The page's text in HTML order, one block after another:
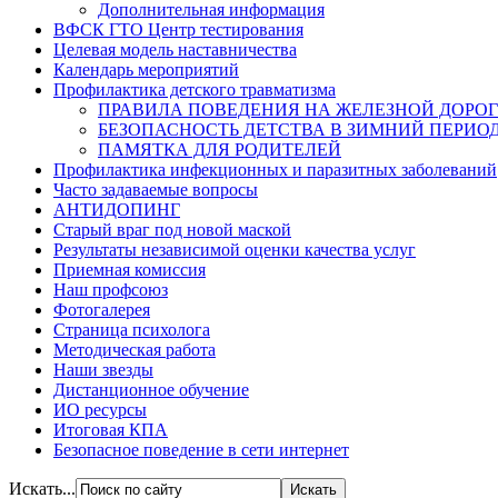
Дополнительная информация
ВФСК ГТО Центр тестирования
Целевая модель наставничества
Календарь мероприятий
Профилактика детского травматизма
ПРАВИЛА ПОВЕДЕНИЯ НА ЖЕЛЕЗНОЙ
БЕЗОПАСНОСТЬ ДЕТСТВА В ЗИМНИЙ
ПАМЯТКА ДЛЯ РОДИТЕЛЕЙ
Профилактика инфекционных и паразитных заболеваний
Часто задаваемые вопросы
АНТИДОПИНГ
Старый враг под новой маской
Результаты независимой оценки качества услуг
Приемная комиссия
Наш профсоюз
Фотогалерея
Страница психолога
Методическая работа
Наши звезды
Дистанционное обучение
ИО ресурсы
Итоговая КПА
Безопасное поведение в сети интернет
Искать...